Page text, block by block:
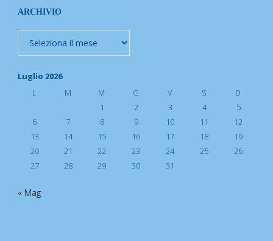
ARCHIVIO
Archivio
Luglio 2026
L
M M G V S
D
1
2 3 4
5
6
7 8 9 10 11
12
13
14 15 16 17 18
19
20
21 22 23 24 25
26
27
28 29 30 31
« Mag